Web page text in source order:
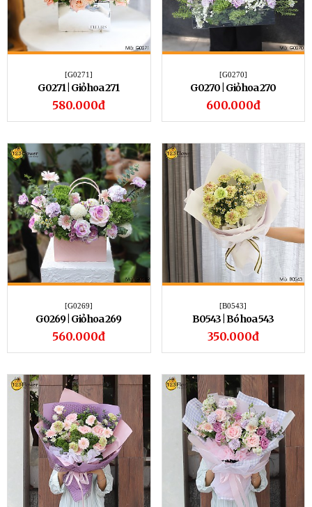
[G0271]
G0271 | Giỏ hoa 271
580.000đ
[G0270]
G0270 | Giỏ hoa 270
600.000đ
[G0269]
G0269 | Giỏ hoa 269
560.000đ
[B0543]
B0543 | Bó hoa 543
350.000đ